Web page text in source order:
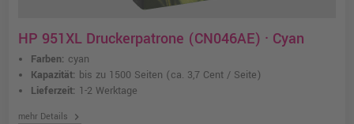
HP 951XL Druckerpatrone (CN046AE) · Cyan
Farben: cyan
Kapazität: bis zu 1500 Seiten (ca. 3,7 Cent / Seite)
Lieferzeit: 1-2 Werktage
mehr Details chevron_right